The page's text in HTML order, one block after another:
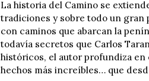
La historia del Camino se
tradiciones y sobre todo un gran
con caminos que abarcan la
todavía secretos que Carlos
históricos, el autor profundiza en
hechos más increíbles… que